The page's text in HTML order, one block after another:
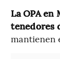
La OPA
tenedores
mantienen